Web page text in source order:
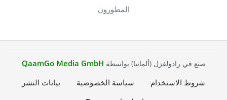
المطورون
صنع في رادولفزل (ألمانيا) بواسطة QaamGo Media GmbH
شروط الاستخدام
سياسة الخصوصية بيانات النشر